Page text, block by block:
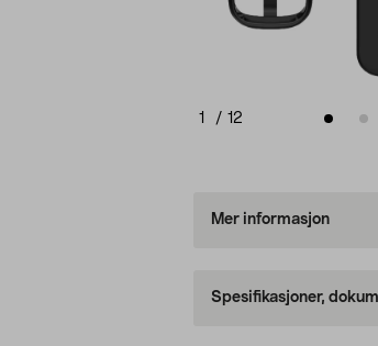
1 / 12
Mer informasjon
Spesifikasjoner,